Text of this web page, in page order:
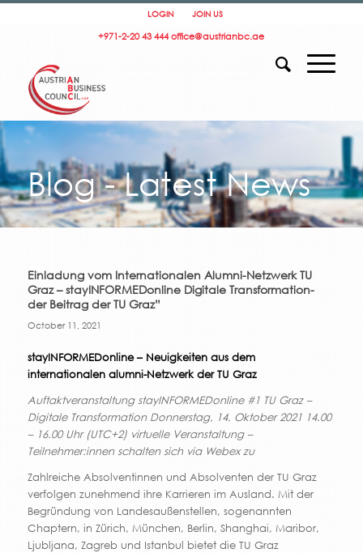
LOGIN JOIN US
+971-2-20 43 444 office@austrianbc.ae
Blog - Latest News
Einladung vom Internationalen Alumni-Netzwerk TU
Graz – stayINFORMEDonline Digitale Transformation-
der Beitrag der TU Graz”
October 11, 2021
stayINFORMEDonline – Neuigkeiten aus dem
internationalen alumni-Netzwerk der TU Graz
Auftaktveranstaltung stayINFORMEDonline #1 TU Graz –
Digitale Transformation Donnerstag, 14. Oktober 2021 14.00
– 16.00 Uhr (UTC+2) virtuelle Veranstaltung –
Teilnehmer:innen schalten sich via Webex zu
Zahlreiche Absolventinnen und Absolventen der TU Graz
verfolgen zunehmend ihre Karrieren im Ausland. Mit der
Begründung von Landesaußenstellen, sogenannten
Chaptern, in Zürich, München, Berlin, Shanghai, Maribor,
Ljubljana, Zagreb und Istanbul bietet die TU Graz